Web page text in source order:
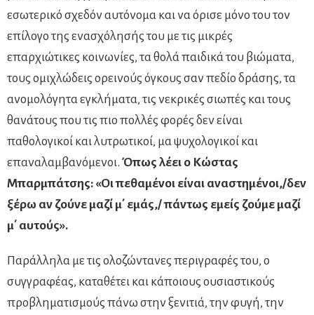
εσωτερικό σχεδόν αυτόνομα και να όρισε μόνο του τον
επίλογο της ενασχόλησής του με τις μικρές
επαρχιώτικες κοινωνίες, τα θολά παιδικά του βιώματα,
τους ομιχλώδεις ορεινούς όγκους σαν πεδίο δράσης, τα
ανομολόγητα εγκλήματα, τις νεκρικές σιωπές και τους
θανάτους που τις πιο πολλές φορές δεν είναι
παθολογικοί και λυτρωτικοί, μα ψυχολογικοί και
επαναλαμβανόμενοι. Όπως λέει ο Κώστας
Μπαρμπάτσης: «Οι πεθαμένοι είναι αναστημένοι,/δεν
ξέρω αν ζούνε μαζί μ΄ εμάς,/ πάντως εμείς ζούμε μαζί
μ΄ αυτούς».
Παράλληλα με τις ολοζώντανες περιγραφές του, ο
συγγραφέας, καταθέτει και κάποιους ουσιαστικούς
προβληματισμούς πάνω στην ξενιτιά, την φυγή, την